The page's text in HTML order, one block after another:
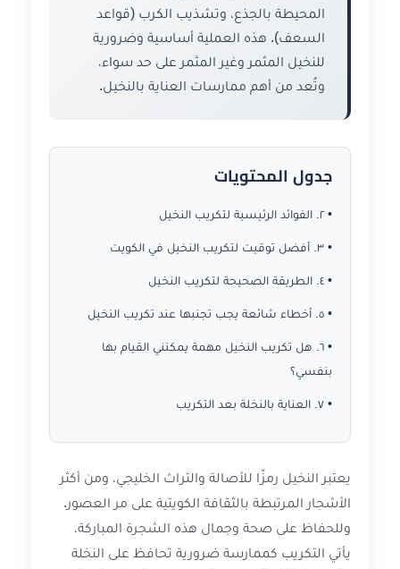
المحيطة بالجذع، وتشذيب الكرب (قواعد
السعف). هذه العملية أساسية وضرورية
للنخيل المثمر وغير المثمر على حد سواء،
وتُعد من أهم ممارسات العناية بالنخيل.
جدول المحتويات
• ٢. الفوائد الرئيسية لتكريب النخيل
• ٣. أفضل توقيت لتكريب النخيل في الكويت
• ٤. الطريقة الصحيحة لتكريب النخيل
• ٥. أخطاء شائعة يجب تجنبها عند تكريب النخيل
• ٦. هل تكريب النخيل مهمة يمكنني القيام بها
بنفسي؟
• ٧. العناية بالنخلة بعد التكريب
يعتبر النخيل رمزًا للأصالة والتراث الخليجي، ومن أكثر
الأشجار المرتبطة بالثقافة الكويتية على مر العصور.
وللحفاظ على صحة وجمال هذه الشجرة المباركة،
يأتي التكريب كممارسة ضرورية تحافظ على النخلة